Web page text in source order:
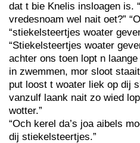
dat t bie Knelis insloagen is.
vredesnoam wel nait oet?”
“stiekelsteertjes woater
“Stiekelsteertjes woater
achter ons toen lopt n
in zwemmen, mor sloot
put loost t woater liek op dij
vanzulf laank nait zo wied
wotter.”
“Och kerel da’s joa aibels
dij stiekelsteertjes.”